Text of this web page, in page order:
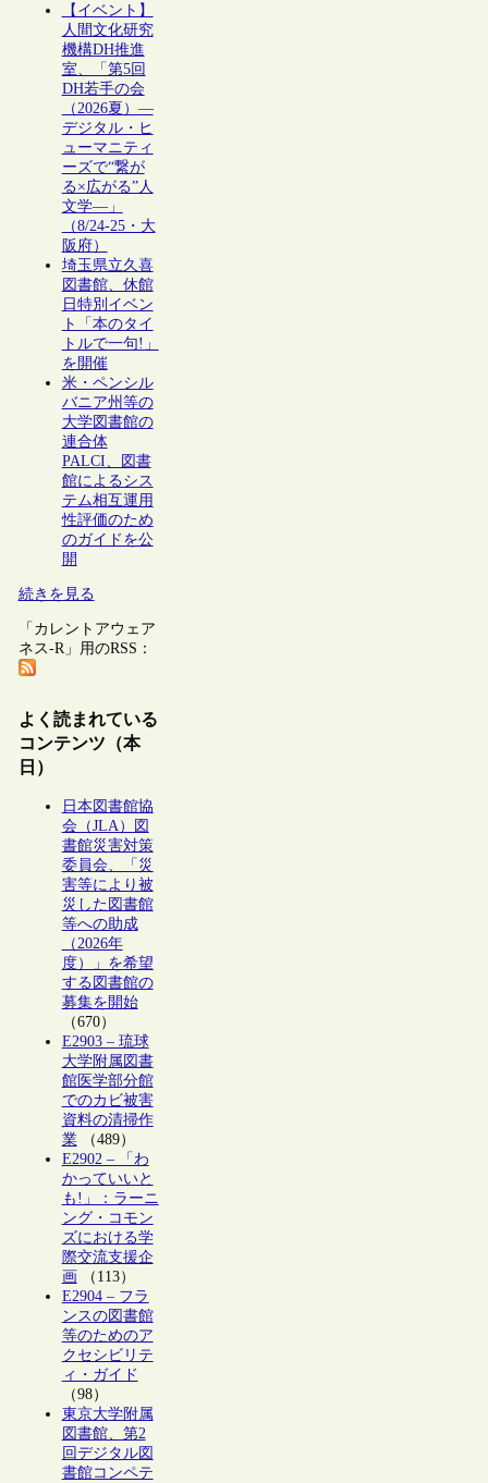
【イベント】
人間文化研究
機構DH推進
室、「第5回
DH若手の会
（2026夏）―
デジタル・ヒ
ューマニティ
ーズで“繋が
る×広がる”人
文学―」
（8/24-25・大
阪府）
埼玉県立久喜
図書館、休館
日特別イベン
ト「本のタイ
トルで一句!」
を開催
米・ペンシル
バニア州等の
大学図書館の
連合体
PALCI、図書
館によるシス
テム相互運用
性評価のため
のガイドを公
開
続きを見る
「カレントアウェア
ネス-R」用のRSS：
よく読まれている
コンテンツ（本
日）
日本図書館協
会（JLA）図
書館災害対策
委員会、「災
害等により被
災した図書館
等への助成
（2026年
度）」を希望
する図書館の
募集を開始
（670）
E2903 – 琉球
大学附属図書
館医学部分館
でのカビ被害
資料の清掃作
業（489）
E2902 – 「わ
かっていいと
も!」：ラーニ
ング・コモン
ズにおける学
際交流支援企
画 （113）
E2904 – フラ
ンスの図書館
等のためのア
クセシビリテ
ィ・ガイド
（98）
東京大学附属
図書館、第2
回デジタル図
書館コンペテ